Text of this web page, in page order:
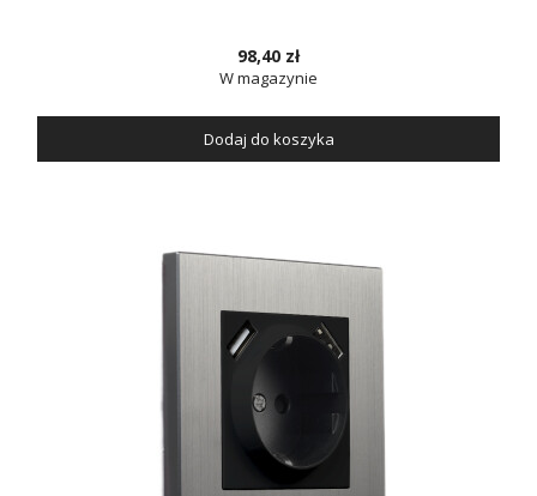
98,40 zł
W magazynie
Dodaj do koszyka